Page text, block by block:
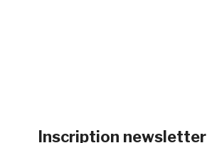
Inscription newsletter